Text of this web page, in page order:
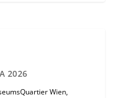
2026
Wien,